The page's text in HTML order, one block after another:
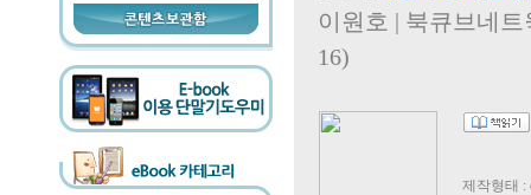
이원호 | 북큐브네트
16)
제작형태 :